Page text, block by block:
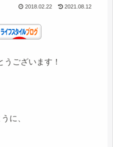
2018.02.22 2021.08.12
ございます！
に、